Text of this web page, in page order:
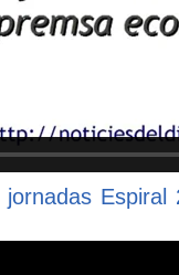
jornadas Espiral